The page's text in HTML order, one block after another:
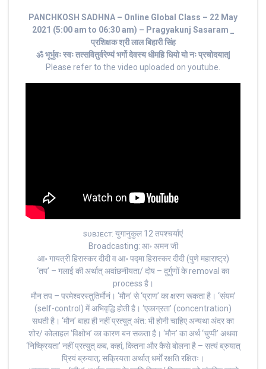
PANCHKOSH SADHNA – Online Global Class – 22 May
2021 (5:00 am to 06:30 am) – Pragyakunj Sasaram _
प्रशिक्षक श्री लाल बिहारी सिंह
ॐ भूर्भुवः स्‍वः तत्‍सवितुर्वरेण्‍यं भर्गो देवस्य धीमहि धियो यो नः प्रचोदयात्‌|
Please refer to the video uploaded on youtube.
sᴜʙᴊᴇᴄᴛ: युगानुकुल 12 तपश्चर्याएं
Broadcasting: आ॰ अमन जी
आ॰ गायत्री हिरास्कर दीदी व आ॰ पद्मा हिरास्कर दीदी (पुणे महाराष्ट्र)
‘तप’ – गलाई की अर्थात् अवांछनीयता/ दोष – दुर्गुणों के removal का
process है।
मौन तप – परमेश्वरस्तुतिर्मौनं। ‘मौन’ से ‘प्राण’ का क्षरण रूकता है। ‘संयम’
(self-control) में अभिवृद्धि होती है। ‘एकाग्रता’ (concentration)
सधती है। ‘मौन’ बाह्य ही नहीं प्रत्युत् अंत: भी होनी चाहिए अन्यथा अंदर का
शोर/ कोलाहल ‘विक्षोभ’ का कारण बन सकता है। ‘मौन’ का अर्थ ‘चुप्पी’ अथवा
‘निष्क्रियता’ नहीं प्रत्युत् कब, कहां, कितना और कैसे बोलना है – सत्यं ब्रुयात्
प्रियं ब्रुयात्; सक्रियता अर्थात् धर्मों रक्षति रक्षितः।